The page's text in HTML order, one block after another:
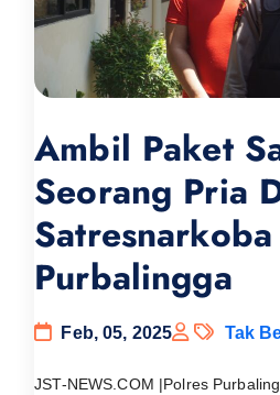
Ambil Paket
Seorang Pria
Purbalingga
Feb, 05, 2025 Tak
JST-NEWS.COM |Polres